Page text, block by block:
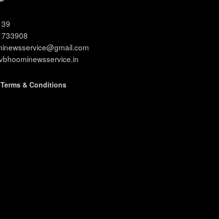
Terms & Conditions